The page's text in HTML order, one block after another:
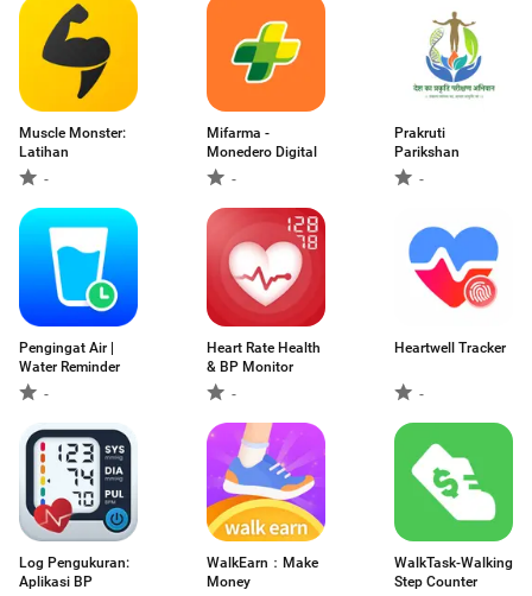
Muscle Monster:
Latihan
-
Mifarma -
Monedero Digital
-
Prakruti
Parikshan
-
Pengingat Air |
Water Reminder
-
Heart Rate Health
& BP Monitor
-
Heartwell Tracker
-
Log Pengukuran:
Aplikasi BP
WalkEarn：Make
Money
WalkTask-Walking
Step Counter